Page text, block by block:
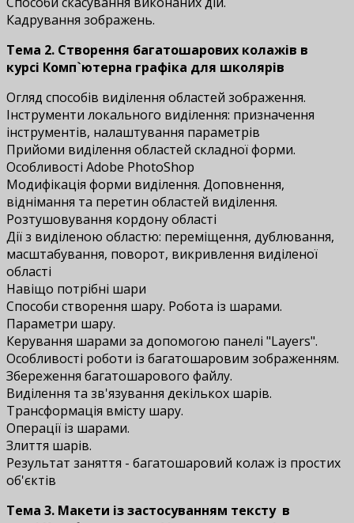
Кадрування зображень.
Тема 2. Створення багатошарових колажів в
курсі Комп`ютерна графіка для школярів
Огляд способів виділення областей зображення.
Інструменти локального виділення: призначення
інструментів, налаштування параметрів
Прийоми виділення областей складної форми.
Особливості Adobe PhotoShop
Модифікація форми виділення. Доповнення,
віднімання та перетин областей виділення.
Розтушовування кордону області
Дії з виділеною областю: переміщення, дублювання,
масштабування, поворот, викривлення виділеної
області
Навіщо потрібні шари
Способи створення шару. Робота із шарами.
Параметри шару.
Керування шарами за допомогою панелі "Layers".
Особливості роботи із багатошаровим зображенням.
Збереження багатошарового файлу.
Виділення та зв'язування декількох шарів.
Трансформація вмісту шару.
Операції із шарами.
Злиття шарів.
Результат заняття - багатошаровий колаж із простих
об'єктів
Тема 3. Макети із застосуванням тексту в